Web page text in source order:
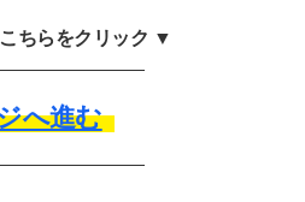
ちらをクリック ▼
へ進む